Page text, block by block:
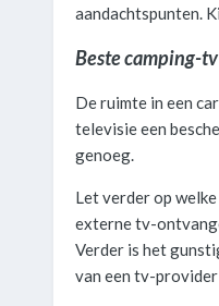
aandachtspunten.
Beste camping-
De ruimte in een
televisie een
genoeg.
Let verder op
externe tv-
Verder is het
van een tv-